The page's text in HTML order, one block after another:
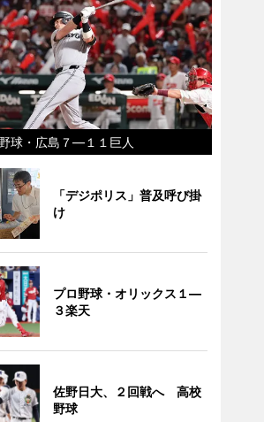
球・広島７―１１巨人
「デジポリス」普及呼び掛
け
プロ野球・オリックス１―
３楽天
佐野日大、２回戦へ 高校
野球